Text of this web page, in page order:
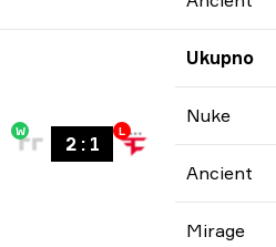
W
2: 1
L
Ukupno
Nuke
Ancient
Mirage